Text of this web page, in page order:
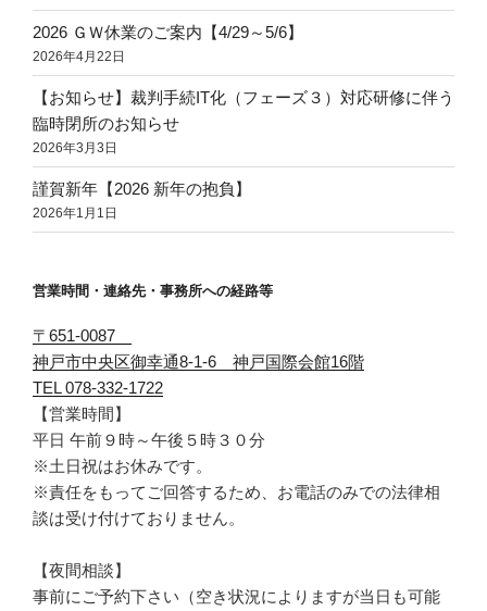
2026 ＧＷ休業のご案内【4/29～5/6】
2026年4月22日
【お知らせ】裁判手続IT化（フェーズ３）対応研修に伴う
臨時閉所のお知らせ
2026年3月3日
謹賀新年【2026 新年の抱負】
2026年1月1日
営業時間・連絡先・事務所への経路等
〒651-0087
神戸市中央区御幸通8-1-6 神戸国際会館16階
TEL 078-332-1722
【営業時間】
平日 午前９時～午後５時３０分
※土日祝はお休みです。
※責任をもってご回答するため、お電話のみでの法律相
談は受け付けておりません。
【夜間相談】
事前にご予約下さい（空き状況によりますが当日も可能